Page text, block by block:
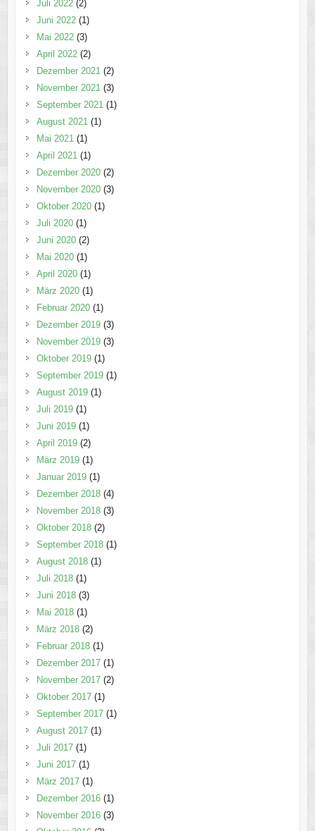
Juli 2022(2)
Juni 2022(1)
Mai 2022(3)
April 2022(2)
Dezember 2021(2)
November 2021(3)
September 2021(1)
August 2021(1)
Mai 2021(1)
April 2021(1)
Dezember 2020(2)
November 2020(3)
Oktober 2020(1)
Juli 2020(1)
Juni 2020(2)
Mai 2020(1)
April 2020(1)
März 2020(1)
Februar 2020(1)
Dezember 2019(3)
November 2019(3)
Oktober 2019(1)
September 2019(1)
August 2019(1)
Juli 2019(1)
Juni 2019(1)
April 2019(2)
März 2019(1)
Januar 2019(1)
Dezember 2018(4)
November 2018(3)
Oktober 2018(2)
September 2018(1)
August 2018(1)
Juli 2018(1)
Juni 2018(3)
Mai 2018(1)
März 2018(2)
Februar 2018(1)
Dezember 2017(1)
November 2017(2)
Oktober 2017(1)
September 2017(1)
August 2017(1)
Juli 2017(1)
Juni 2017(1)
März 2017(1)
Dezember 2016(1)
November 2016(3)